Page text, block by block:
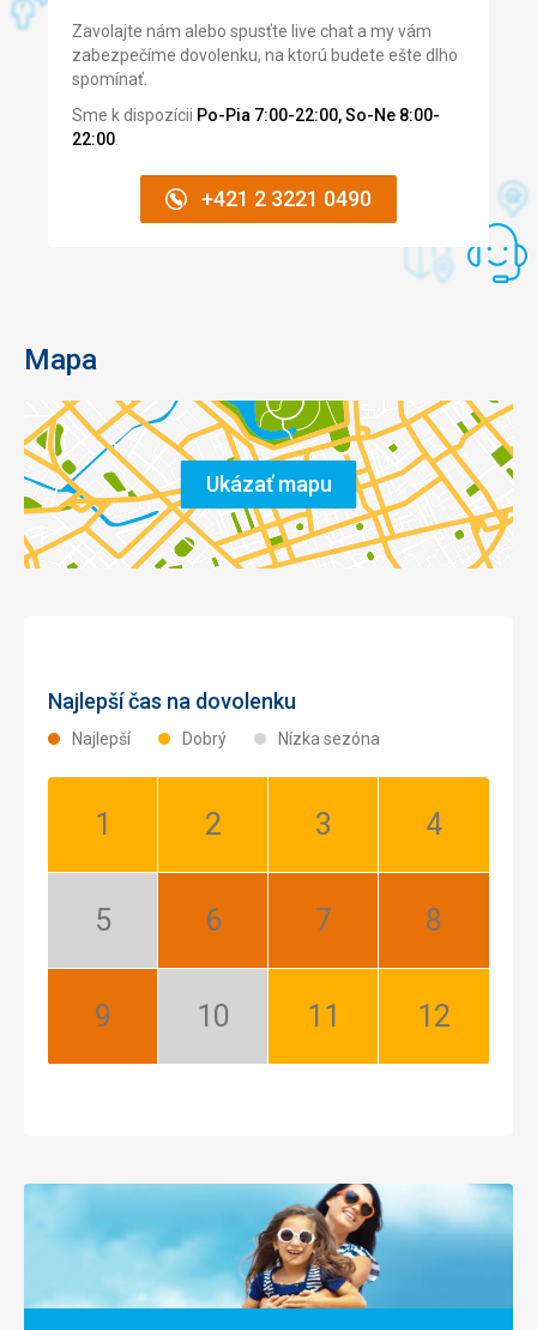
Zavolajte nám alebo spusťte live chat a my vám
zabezpečíme dovolenku, na ktorú budete ešte dlho
spomínať.
Sme k dispozícii Po-Pia 7:00-22:00, So-Ne 8:00-
22:00
+421 2 3221 0490
Mapa
Ukázať mapu
Najlepší čas na dovolenku
Najlepší Dobrý Nízka sezóna
Január:
Február:
Marec:
Apríl:
Máj:
Jún:
Júl:
August:
September:
Október:
November:
December: